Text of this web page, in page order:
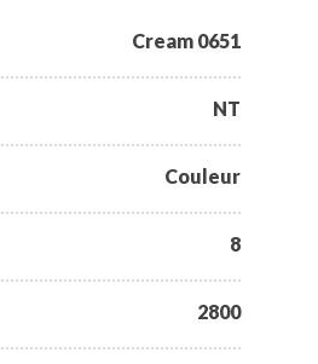
Cream 0651
NT
Couleur
8
2800